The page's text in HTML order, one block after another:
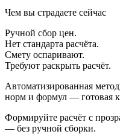
Чем вы страдаете сейчас
Ручной сбор цен.
Нет стандарта расчёта.
Смету оспаривают.
Требуют раскрыть расчёт.
Автоматизированная
норм и формул — готовая к
Формируйте расчёт с
— без ручной сборки.